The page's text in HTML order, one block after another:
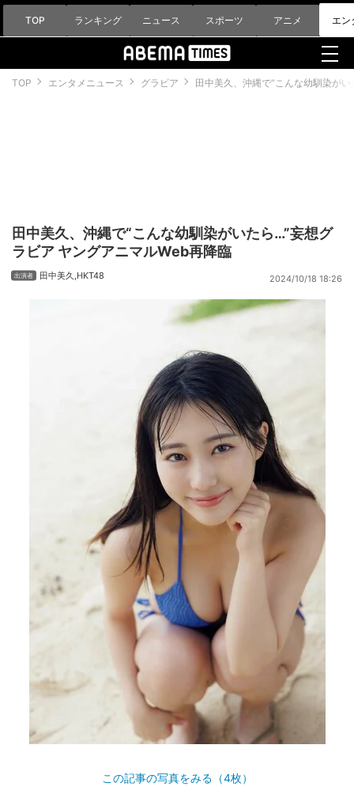
TOP ランキング ニュース スポーツ アニメ エン
TOP エンタメニュース グラビア 田中美久、沖縄で“こんな幼馴染が
田中美久、沖縄で“こんな幼馴染がいたら…”妄想グ
ラビア ヤングアニマルWeb再降臨
田中美久 ,HKT48 2024/10/18 18:26
この記事の写真をみる（4枚）